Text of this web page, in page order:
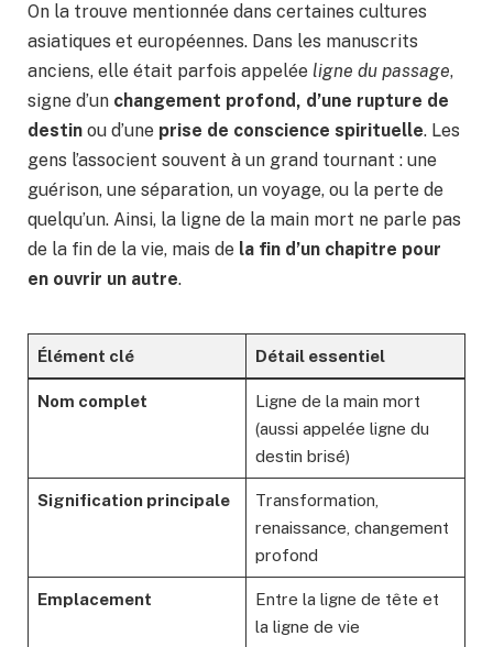
On la trouve mentionnée dans certaines cultures
asiatiques et européennes. Dans les manuscrits
anciens, elle était parfois appelée ligne du passage,
signe d’un changement profond, d’une rupture de
destin ou d’une prise de conscience spirituelle. Les
gens l’associent souvent à un grand tournant : une
guérison, une séparation, un voyage, ou la perte de
quelqu’un. Ainsi, la ligne de la main mort ne parle pas
de la fin de la vie, mais de la fin d’un chapitre pour
en ouvrir un autre.
Élément clé Détail essentiel
Nom complet
Ligne de la main mort
(aussi appelée ligne du
destin brisé)
Signification principale
Transformation,
renaissance, changement
profond
Emplacement
Entre la ligne de tête et
la ligne de vie